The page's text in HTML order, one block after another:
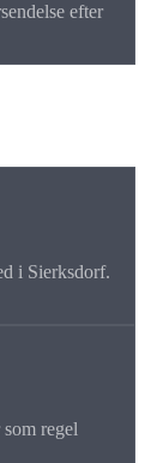
efter
i Sierksdorf.
regel